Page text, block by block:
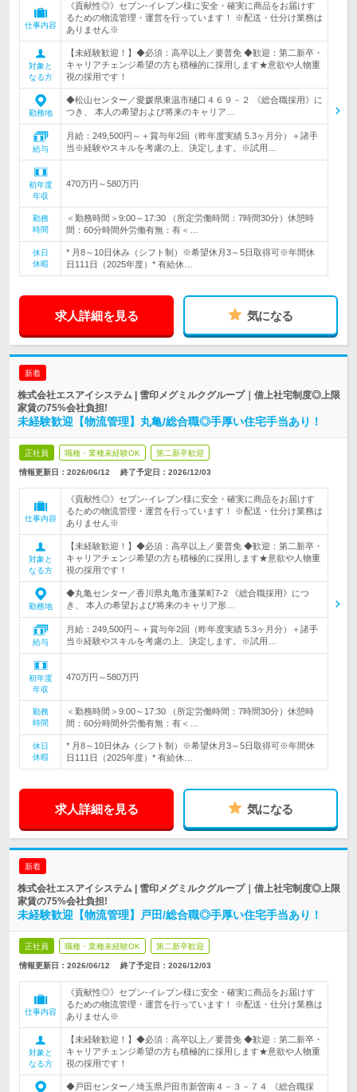
仕事内容
《貢献性◎》セブン‐イレブン様に安全・確実に商品をお届けす
るための物流管理・運営を行っています！ ※配送・仕分け業務は
ありません※
対象と
なる方
【未経験歓迎！】◆必須：高卒以上／要普免 ◆歓迎：第二新卒・
キャリアチェンジ希望の方も積極的に採用します★意欲や人物重
視の採用です！
勤務地
◆松山センター／愛媛県東温市樋口４６９－２ 《総合職採用》に
つき、 本人の希望および将来のキャリア…
給与
月給：249,500円～＋賞与年2回（昨年度実績 5.3ヶ月分）＋諸手
当※経験やスキルを考慮の上、決定します。※試用…
初年度
年収
470万円～580万円
勤務
時間
＜勤務時間＞9:00～17:30 （所定労働時間：7時間30分）休憩時
間：60分時間外労働有無：有＜…
休日
休暇
* 月8～10日休み（シフト制）※希望休月3～5日取得可※年間休
日111日（2025年度）* 有給休…
求人詳細を見る 気になる
新着
株式会社エスアイシステム | 雪印メグミルクグループ｜借上社宅制度◎上限
家賃の75%会社負担!
未経験歓迎【物流管理】丸亀/総合職◎手厚い住宅手当あり！
正社員 職種・業種未経験OK 第二新卒歓迎
情報更新日：2026/06/12 終了予定日： 2026/12/03
仕事内容
《貢献性◎》セブン‐イレブン様に安全・確実に商品をお届けす
るための物流管理・運営を行っています！ ※配送・仕分け業務は
ありません※
対象と
なる方
【未経験歓迎！】◆必須：高卒以上／要普免 ◆歓迎：第二新卒・
キャリアチェンジ希望の方も積極的に採用します★意欲や人物重
視の採用です！
勤務地
◆丸亀センター／香川県丸亀市蓬莱町7-2 《総合職採用》につ
き、 本人の希望および将来のキャリア形…
給与
月給：249,500円～＋賞与年2回（昨年度実績 5.3ヶ月分）＋諸手
当※経験やスキルを考慮の上、決定します。※試用…
初年度
年収
470万円～580万円
勤務
時間
＜勤務時間＞9:00～17:30 （所定労働時間：7時間30分）休憩時
間：60分時間外労働有無：有＜…
休日
休暇
* 月8～10日休み（シフト制）※希望休月3～5日取得可※年間休
日111日（2025年度）* 有給休…
求人詳細を見る 気になる
新着
株式会社エスアイシステム | 雪印メグミルクグループ｜借上社宅制度◎上限
家賃の75%会社負担!
未経験歓迎【物流管理】戸田/総合職◎手厚い住宅手当あり！
正社員 職種・業種未経験OK 第二新卒歓迎
情報更新日：2026/06/12 終了予定日： 2026/12/03
仕事内容
《貢献性◎》セブン‐イレブン様に安全・確実に商品をお届けす
るための物流管理・運営を行っています！ ※配送・仕分け業務は
ありません※
対象と
なる方
【未経験歓迎！】◆必須：高卒以上／要普免 ◆歓迎：第二新卒・
キャリアチェンジ希望の方も積極的に採用します★意欲や人物重
視の採用です！
◆戸田センター／埼玉県戸田市新曽南４－３－７４ 《総合職採